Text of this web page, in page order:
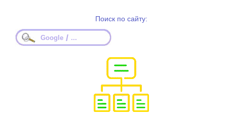
Поиск по сайту:
Google / ...